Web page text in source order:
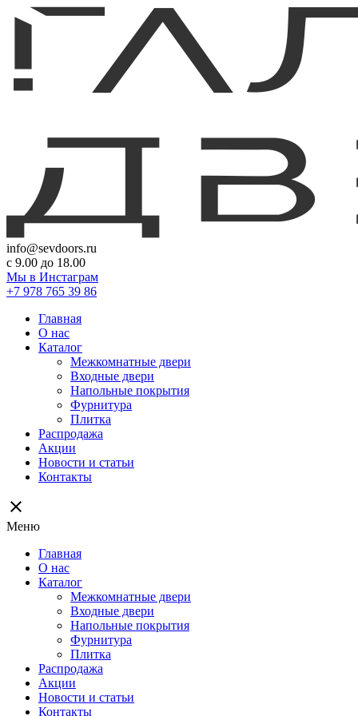
info@sevdoors.ru
c 9.00 до 18.00
Мы в Инстаграм
+7 978 765 39 86
Главная
О нас
Каталог
Межкомнатные двери
Входные двери
Напольные покрытия
Фурнитура
Плитка
Распродажа
Акции
Новости и статьи
Контакты
close
Меню
Главная
О нас
Каталог
Межкомнатные двери
Входные двери
Напольные покрытия
Фурнитура
Плитка
Распродажа
Акции
Новости и статьи
Контакты